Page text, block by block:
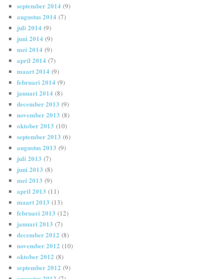
september 2014 (9)
augustus 2014 (7)
juli 2014 (9)
juni 2014 (9)
mei 2014 (9)
april 2014 (7)
maart 2014 (9)
februari 2014 (9)
januari 2014 (8)
december 2013 (9)
november 2013 (8)
oktober 2013 (10)
september 2013 (6)
augustus 2013 (9)
juli 2013 (7)
juni 2013 (8)
mei 2013 (9)
april 2013 (11)
maart 2013 (13)
februari 2013 (12)
januari 2013 (7)
december 2012 (8)
november 2012 (10)
oktober 2012 (8)
september 2012 (9)